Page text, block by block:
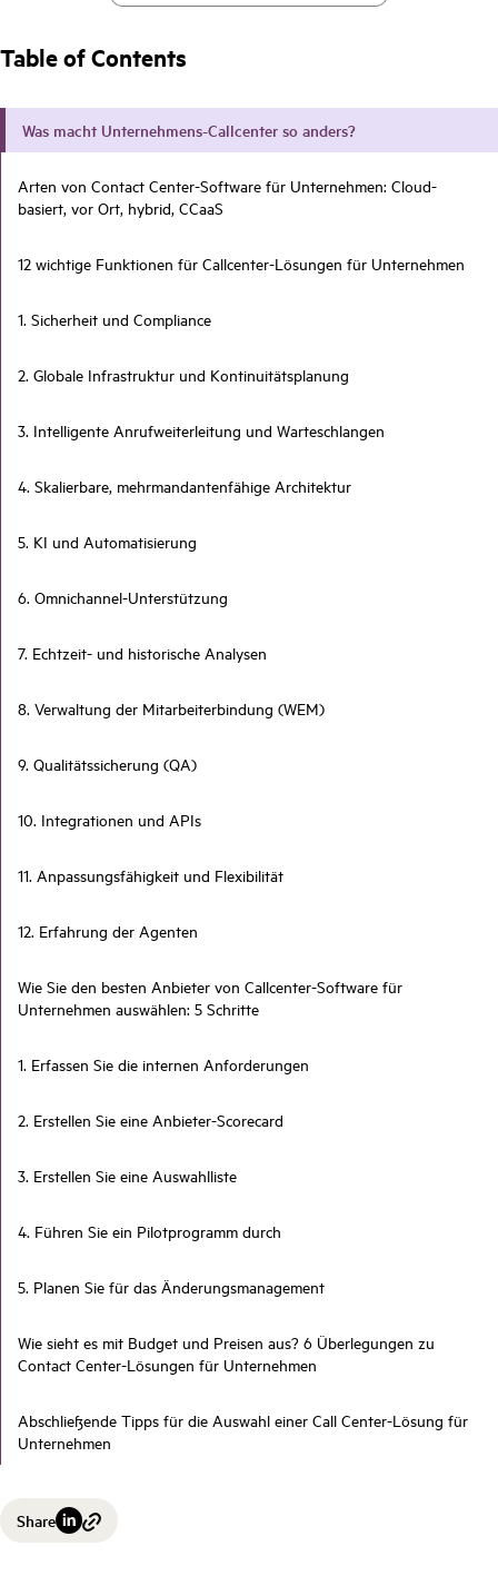
Table of Contents
Was macht Unternehmens-Callcenter so anders?
Arten von Contact Center-Software für Unternehmen: Cloud-
basiert, vor Ort, hybrid, CCaaS
12 wichtige Funktionen für Callcenter-Lösungen für Unternehmen
1. Sicherheit und Compliance
2. Globale Infrastruktur und Kontinuitätsplanung
3. Intelligente Anrufweiterleitung und Warteschlangen
4. Skalierbare, mehrmandantenfähige Architektur
5. KI und Automatisierung
6. Omnichannel-Unterstützung
7. Echtzeit- und historische Analysen
8. Verwaltung der Mitarbeiterbindung (WEM)
9. Qualitätssicherung (QA)
10. Integrationen und APIs
11. Anpassungsfähigkeit und Flexibilität
12. Erfahrung der Agenten
Wie Sie den besten Anbieter von Callcenter-Software für
Unternehmen auswählen: 5 Schritte
1. Erfassen Sie die internen Anforderungen
2. Erstellen Sie eine Anbieter-Scorecard
3. Erstellen Sie eine Auswahlliste
4. Führen Sie ein Pilotprogramm durch
5. Planen Sie für das Änderungsmanagement
Wie sieht es mit Budget und Preisen aus? 6 Überlegungen zu
Contact Center-Lösungen für Unternehmen
Abschließende Tipps für die Auswahl einer Call Center-Lösung für
Unternehmen
Share